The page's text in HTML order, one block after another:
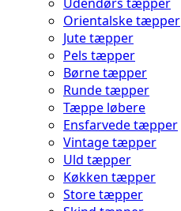
Orientalske tæpper
Jute tæpper
Pels tæpper
Børne tæpper
Runde tæpper
Tæppe løbere
Ensfarvede tæpper
Vintage tæpper
Uld tæpper
Køkken tæpper
Store tæpper